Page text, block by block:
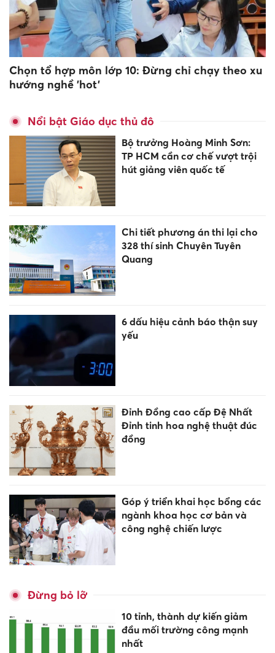
Chọn tổ hợp môn lớp 10: Đừng chỉ chạy theo xu
hướng nghề 'hot'
Nổi bật Giáo dục thủ đô
Bộ trưởng Hoàng Minh Sơn:
TP HCM cần cơ chế vượt trội
hút giảng viên quốc tế
Chi tiết phương án thi lại cho
328 thí sinh Chuyên Tuyên
Quang
6 dấu hiệu cảnh báo thận suy
yếu
Đỉnh Đồng cao cấp Đệ Nhất
Đỉnh tinh hoa nghệ thuật đúc
đồng
Góp ý triển khai học bổng các
ngành khoa học cơ bản và
công nghệ chiến lược
Đừng bỏ lỡ
10 tỉnh, thành dự kiến giảm
đầu mối trường công mạnh
nhất